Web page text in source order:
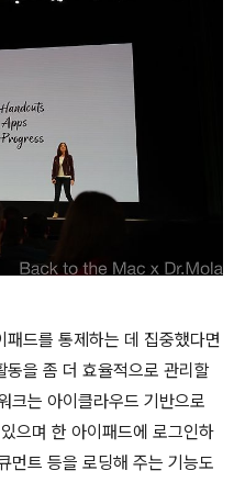
드를 통제하는 데 집중했다면
을 좀 더 효율적으로 관리할
크는 아이클라우드 기반으로
으며 한 아이패드에 로그인하
먼트 등을 로딩해 주는 기능도